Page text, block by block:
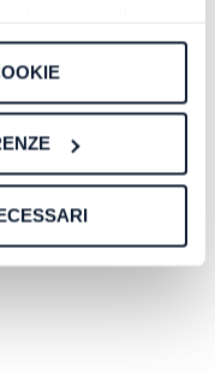
necessari” e
al corretto
temuta, che
temu...
a leggere